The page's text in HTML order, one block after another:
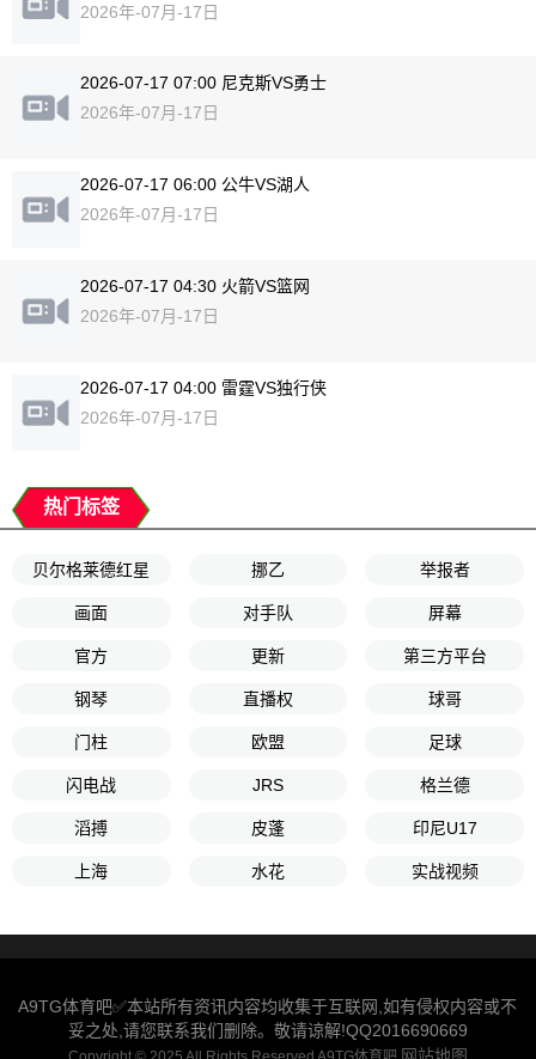
2026年-07月-17日
2026-07-17 07:00 尼克斯VS勇士
2026年-07月-17日
2026-07-17 06:00 公牛VS湖人
2026年-07月-17日
2026-07-17 04:30 火箭VS篮网
2026年-07月-17日
2026-07-17 04:00 雷霆VS独行侠
2026年-07月-17日
热门标签
贝尔格莱德红星 挪乙 举报者
画面 对手队 屏幕
官方 更新 第三方平台
钢琴 直播权 球哥
门柱 欧盟 足球
闪电战 JRS 格兰德
滔搏 皮蓬 印尼U17
上海 水花 实战视频
A9TG体育吧✅本站所有资讯内容均收集于互联网,如有侵权内容或不
妥之处,请您联系我们删除。敬请谅解!QQ2016690669